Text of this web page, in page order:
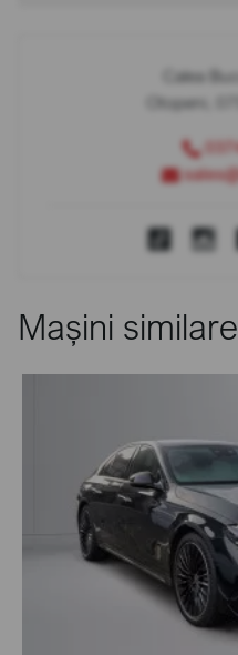
Calea
Otopeni,
Mașini similare